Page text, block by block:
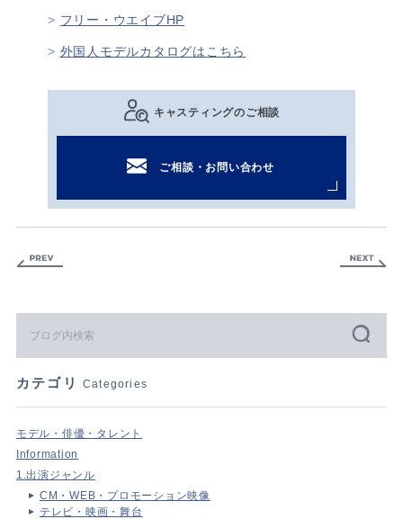
フリー・ウエイブHP
外国人モデルカタログはこちら
キャスティングのご相談
ご相談・お問い合わせ
カテゴリ Categories
モデル・俳優・タレント
Information
1.出演ジャンル
CM・WEB・プロモーション映像
テレビ・映画・舞台